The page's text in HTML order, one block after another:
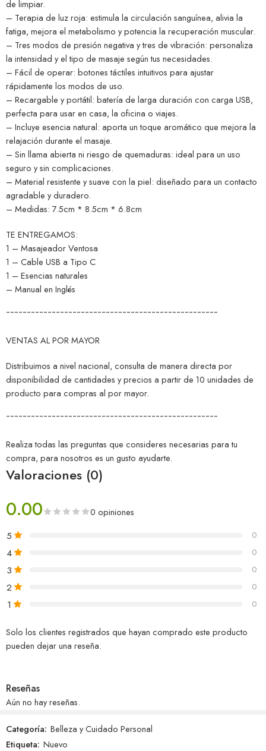
de limpiar.
– Terapia de luz roja: estimula la circulación sanguínea, alivia la
fatiga, mejora el metabolismo y potencia la recuperación muscular.
– Tres modos de presión negativa y tres de vibración: personaliza
la intensidad y el tipo de masaje según tus necesidades.
– Fácil de operar: botones táctiles intuitivos para ajustar
rápidamente los modos de uso.
– Recargable y portátil: batería de larga duración con carga USB,
perfecta para usar en casa, la oficina o viajes.
– Incluye esencia natural: aporta un toque aromático que mejora la
relajación durante el masaje.
– Sin llama abierta ni riesgo de quemaduras: ideal para un uso
seguro y sin complicaciones.
– Material resistente y suave con la piel: diseñado para un contacto
agradable y duradero.
– Medidas: 7.5cm * 8.5cm * 6.8cm
TE ENTREGAMOS:
1 – Masajeador Ventosa
1 – Cable USB a Tipo C
1 – Esencias naturales
– Manual en Inglés
¯¯¯¯¯¯¯¯¯¯¯¯¯¯¯¯¯¯¯¯¯¯¯¯¯¯¯¯¯¯¯¯¯¯¯¯¯¯¯¯¯¯¯¯¯¯¯¯¯¯¯
VENTAS AL POR MAYOR
Distribuimos a nivel nacional, consulta de manera directa por
disponibilidad de cantidades y precios a partir de 10 unidades de
producto para compras al por mayor.
¯¯¯¯¯¯¯¯¯¯¯¯¯¯¯¯¯¯¯¯¯¯¯¯¯¯¯¯¯¯¯¯¯¯¯¯¯¯¯¯¯¯¯¯¯¯¯¯¯¯¯
Realiza todas las preguntas que consideres necesarias para tu
compra, para nosotros es un gusto ayudarte.
Valoraciones (0)
0.00 0 opiniones
5 0
4 0
3 0
2 0
1 0
Solo los clientes registrados que hayan comprado este producto
pueden dejar una reseña.
Reseñas
Aún no hay reseñas.
Categoría: Belleza y Cuidado Personal
Etiqueta: Nuevo